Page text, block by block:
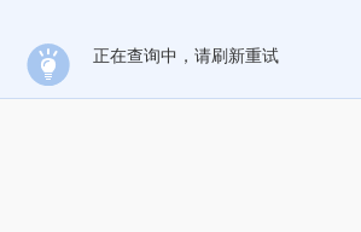
正在查询中，请刷新重试